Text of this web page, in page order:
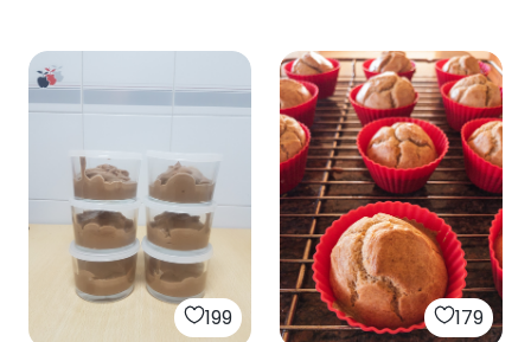
199 179